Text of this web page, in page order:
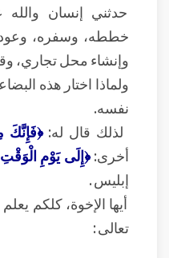
حدثني إنسان
خططه، وسفره،
وإنشاء محل تجاري،
ولماذا اختار هذه
نفسه.
لذلك قال له: ﴿فَإِنَّكَ
أخرى:﴿إِلَى يَوْمِ
إبليس .
أيها الإخوة، كلكم
تعالى :